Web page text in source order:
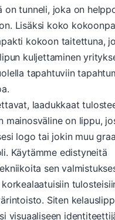
on tunneli, joka on
Lisäksi koko
kokoon taitettuna,
kuljettaminen
tapahtuviin
laadukkaat
mainosväline on lippu,
logo tai jokin muu
Käytämme edistyneitä
sen
Siten
visuaaliseen